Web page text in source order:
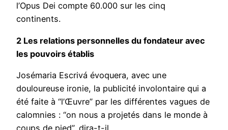
l’Opus Dei compte 60.000 sur les cinq
continents.
2 Les relations personnelles du fondateur avec
les pouvoirs établis
Josémaria Escrivá évoquera, avec une
douloureuse ironie, la publicité involontaire qui a
été faite à “l’Œuvre” par les différentes vagues de
calomnies : “on nous a projetés dans le monde à
coups de pied”, dira-t-il.